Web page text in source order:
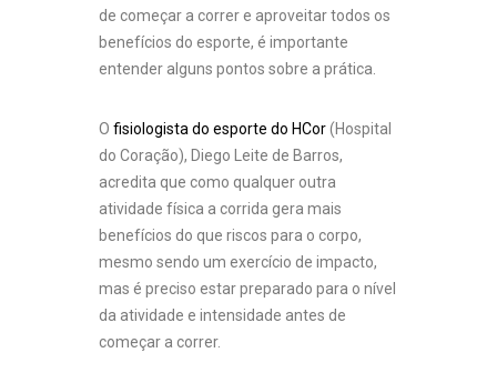
de começar a correr e aproveitar todos os
benefícios do esporte, é importante
entender alguns pontos sobre a prática.
O fisiologista do esporte do HCor(Hospital
do Coração), Diego Leite de Barros,
acredita que como qualquer outra
atividade física a corrida gera mais
benefícios do que riscos para o corpo,
mesmo sendo um exercício de impacto,
mas é preciso estar preparado para o nível
da atividade e intensidade antes de
começar a correr.